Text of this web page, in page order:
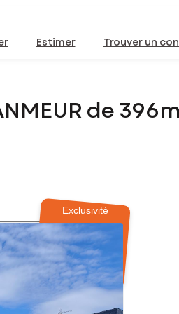
Estimer Trouver un
de
Exclusivité